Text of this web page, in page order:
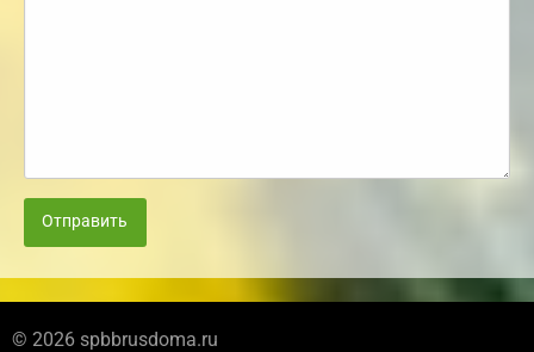
Отправить
© 2026 spbbrusdoma.ru